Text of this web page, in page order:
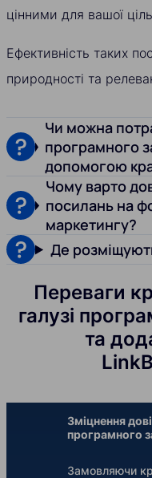
цінними для вашої
Ефективність таких
природності та
Чи можна
програмного
допомогою
Чому варто
посилань на
маркетингу?
Де
Переваги
галузі
та
Зміцнення
програмного
Замовляючи